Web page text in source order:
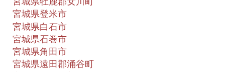
宮城県登米市
宮城県白石市
宮城県石巻市
宮城県角田市
宮城県遠田郡涌谷町